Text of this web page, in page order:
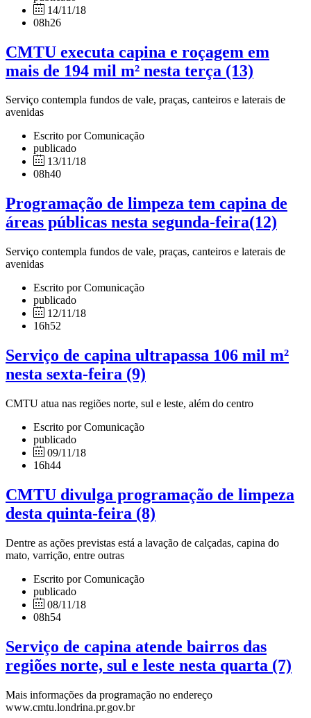
14/11/18
08h26
CMTU executa capina e roçagem em
mais de 194 mil m² nesta terça (13)
Serviço contempla fundos de vale, praças, canteiros e laterais de
avenidas
Escrito por Comunicação
publicado
13/11/18
08h40
Programação de limpeza tem capina de
áreas públicas nesta segunda-feira(12)
Serviço contempla fundos de vale, praças, canteiros e laterais de
avenidas
Escrito por Comunicação
publicado
12/11/18
16h52
Serviço de capina ultrapassa 106 mil m²
nesta sexta-feira (9)
CMTU atua nas regiões norte, sul e leste, além do centro
Escrito por Comunicação
publicado
09/11/18
16h44
CMTU divulga programação de limpeza
desta quinta-feira (8)
Dentre as ações previstas está a lavação de calçadas, capina do
mato, varrição, entre outras
Escrito por Comunicação
publicado
08/11/18
08h54
Serviço de capina atende bairros das
regiões norte, sul e leste nesta quarta (7)
Mais informações da programação no endereço
www.cmtu.londrina.pr.gov.br